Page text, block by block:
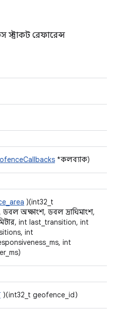
রেফারেন্স
*কলব্যাক)
)(int32_t
অক্ষাংশ, ডবল দ্রাঘিমাংশ,
int last_transition, int
int
int
)(int32_t geofence_id)